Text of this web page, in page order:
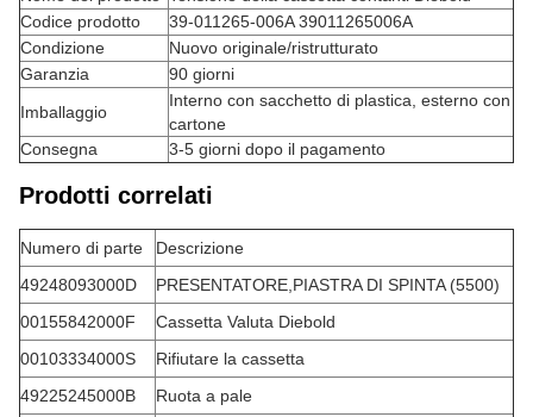
Codice prodotto
39-011265-006A 39011265006A
Condizione
Nuovo originale/ristrutturato
Garanzia
90 giorni
Imballaggio
Interno con sacchetto di plastica, esterno con
cartone
Consegna
3-5 giorni dopo il pagamento
Prodotti correlati
Numero di parte
Descrizione
49248093000D
PRESENTATORE,PIASTRA DI SPINTA (5500)
00155842000F
Cassetta Valuta Diebold
00103334000S
Rifiutare la cassetta
49225245000B
Ruota a pale